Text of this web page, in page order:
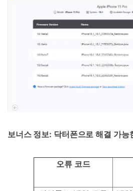
보너스 정보: 닥터폰으로 해결 가능
오류 코드